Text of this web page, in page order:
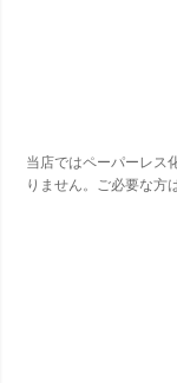
当店ではペーパーレス
りません。ご必要な方